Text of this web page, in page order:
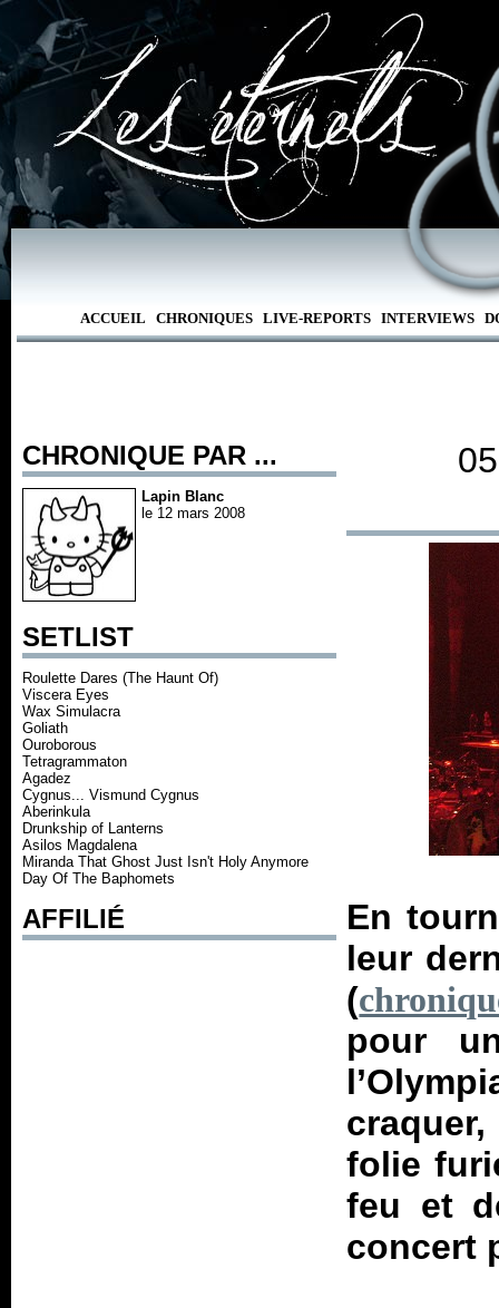
ACCUEIL CHRONIQUES LIVE-REPORTS INTERVIEWS
CHRONIQUE PAR ...
Lapin Blanc
le 12 mars 2008
SETLIST
Roulette Dares (The Haunt Of)
Viscera Eyes
Wax Simulacra
Goliath
Ouroborous
Tetragrammaton
Agadez
Cygnus... Vismund Cygnus
Aberinkula
Drunkship of Lanterns
Asilos Magdalena
Miranda That Ghost Just Isn't Holy Anymore
Day Of The Baphomets
AFFILIÉ
En
leur
(
pour
folie
feu et
concert